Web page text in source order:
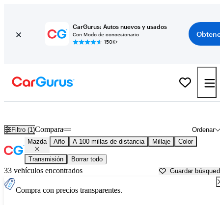
CarGurus: Autos nuevos y usados
Con Modo de concesionario
150K+
Filtro (1) Ordenar
Compara
Mazda Año A 100 millas de distancia Millaje Color
Transmisión Borrar todo
33 vehículos encontrados Guardar
Compra con precios transparentes.